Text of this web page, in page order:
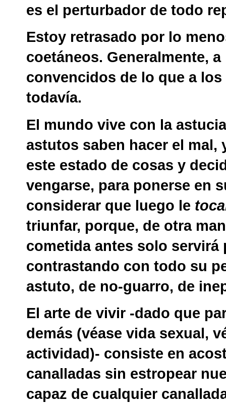
es el perturbador de todo
Estoy retrasado por lo
coetáneos. Generalmente,
convencidos de lo que a
todavía.
El mundo vive con la
astutos saben hacer el mal,
este estado de cosas y
vengarse, para ponerse en
considerar que luego le
triunfar, porque, de otra
cometida antes solo servirá
contrastando con todo su
astuto, de no-guarro, de
El arte de vivir -dado que
demás (véase vida sexual,
actividad)- consiste en
canalladas sin estropear
capaz de cualquier